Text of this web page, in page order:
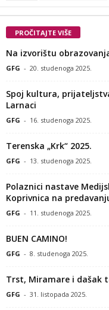
PROČITAJTE VIŠE
Na izvorištu
GFG - 20. studenoga 2025.
Spoj kultura,
Larnaci
GFG - 16. studenoga 2025.
Terenska „Krk“ 2025.
GFG - 13. studenoga 2025.
Polaznici nastave
Koprivnica na
GFG - 11. studenoga 2025.
BUEN CAMINO!
GFG - 8. studenoga 2025.
Trst, Miramare i dašak
GFG - 31. listopada 2025.